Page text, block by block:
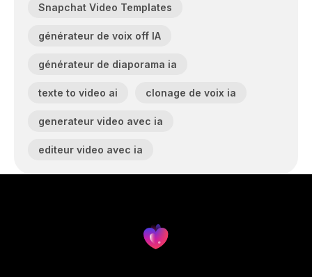
Snapchat Video Templates
générateur de voix off IA
générateur de diaporama ia
texte to video ai clonage de voix ia
generateur video avec ia
editeur video avec ia